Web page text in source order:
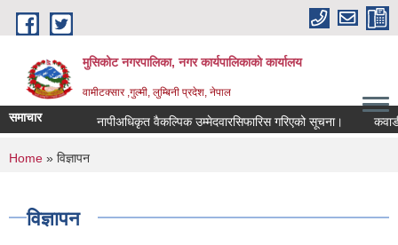
Skip to main content
मुसिकोट नगरपालिका, नगर कार्यपालिकाकाे कार्यालय
वामीटक्सार ,गुल्मी, लुम्बिनी प्रदेश, नेपाल
समाचार नापीअधिकृत वैकल्पिक उम्मेदवारसिफारिस गरिएको सूचना। कवाडी
You are here
Home » विज्ञापन
विज्ञापन